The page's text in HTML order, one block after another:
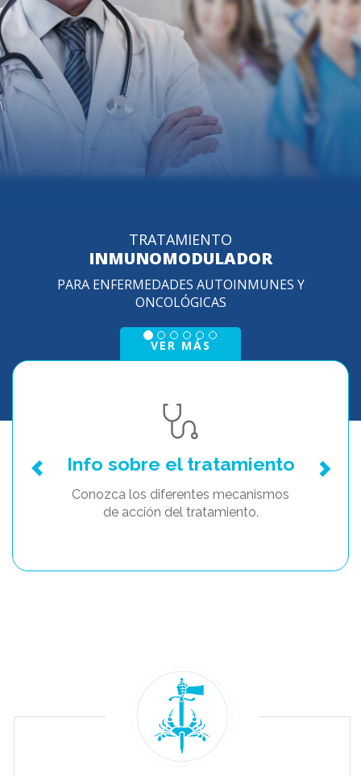
Info sobre el tratamiento
Conozca los diferentes mecanismos
de acción del tratamiento.